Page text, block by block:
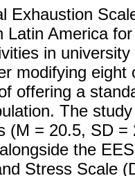
Exhaustion
Latin America
in
modifying
offering a
The
(M = 20.5, SD
the
Stress Scale